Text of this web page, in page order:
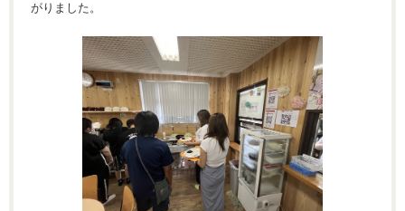
がりました。